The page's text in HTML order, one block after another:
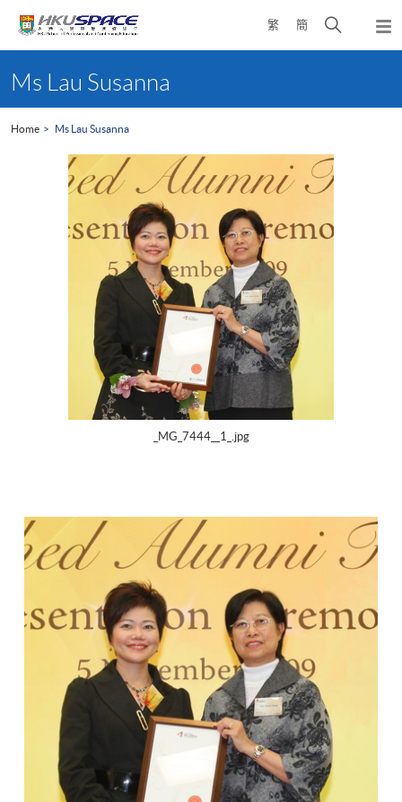
繁 簡
Open
search
content
startMs Lau Susanna
Home Ms Lau Susanna
_MG_7444__1_.jpg